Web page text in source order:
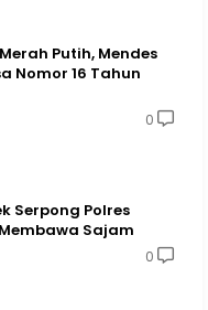
Putih, Mendes
Nomor 16 Tahun
0
Serpong Polres
Sajam
0